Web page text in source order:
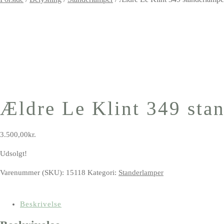
Ældre Le Klint 349
3.500,00kr.
Udsolgt!
Varenummer (SKU): 15118 Kategori: Standerlamper
Beskrivelse